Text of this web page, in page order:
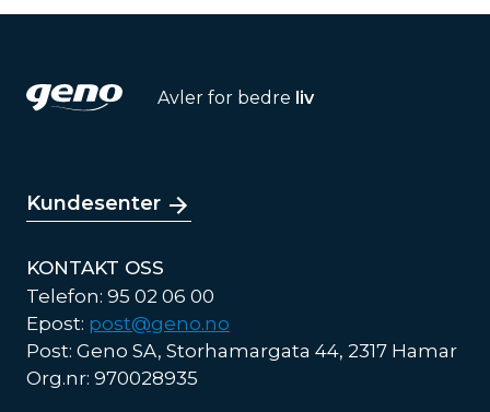
Avler for bedre liv
Kundesenter
KONTAKT OSS
Telefon: 95 02 06 00
Epost: post@geno.no
Post: Geno SA, Storhamargata 44, 2317 Hamar
Org.nr: 970028935